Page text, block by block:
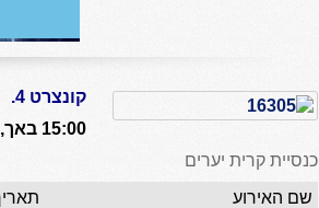
קונצרט 4.
15:00 באך, הנדל, פרגולזי – “תהילה ותהילים”
כנסיית קרית יערים
שם האירוע